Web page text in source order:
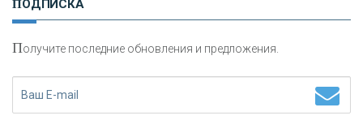
сохранения и увеличения капитала
ПОДПИСКА
Получите последние обновления и предложения.